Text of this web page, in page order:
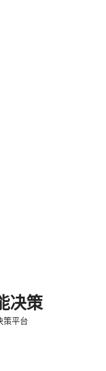
决策
策平台